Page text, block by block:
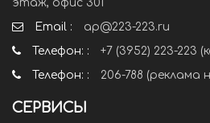
этаж, офис 301
Email :
ap@223-223.ru
Телефон: :
+7 (3952) 223-223
Телефон: :
206-788 (реклама
СЕРВИСЫ